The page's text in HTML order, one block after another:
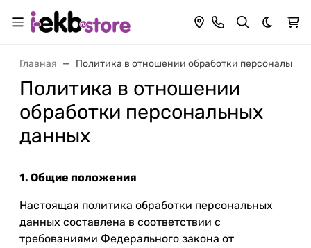
Темная
Главная Политика в отношении обработки
Политика в отношении
обработки персональных
данных
1. Общие положения
Настоящая политика обработки персональных
данных составлена в соответствии с
требованиями Федерального закона от